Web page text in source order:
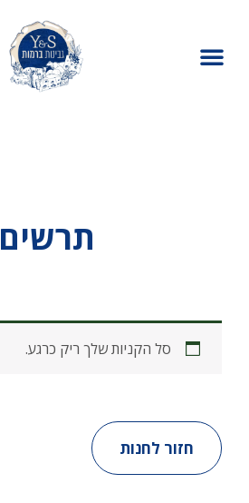
תרשים
סל הקניות שלך ריק כרגע.
חזור לחנות